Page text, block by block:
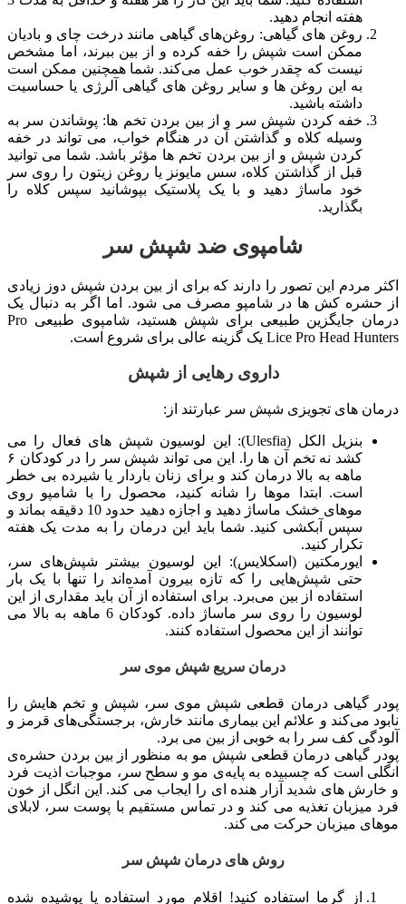
هفته انجام دهید.
روغن های گیاهی: روغن‌های گیاهی مانند درخت چای و بادیان
ممکن است شپش را خفه کرده و از بین ببرند، اما مشخص
نیست که چقدر خوب عمل می‌کند. شما همچنین ممکن است
به این روغن ها و سایر روغن های گیاهی آلرژی یا حساسیت
داشته باشید.
خفه کردن شپش سر و از بین بردن تخم ها: پوشاندن سر به
وسیله کلاه و گذاشتن آن در هنگام خواب، می تواند در خفه
کردن شپش و از بین بردن تخم ها مؤثر باشد. شما می توانید
قبل از گذاشتن کلاه، سس مایونز یا روغن زیتون را روی سر
خود ماساژ دهید و با یک پلاستیک بپوشانید سپس کلاه را
بگذارید.
شامپوی ضد شپش سر
اکثر مردم این تصور را دارند که برای از بین بردن شپش دوز زیادی
از حشره کش ها در شامپو مصرف می شود. اما اگر به دنبال یک
درمان جایگزین طبیعی برای شپش هستید، شامپوی طبیعی Pro
Lice Pro Head Hunters یک گزینه عالی برای شروع است.
داروی رهایی از شپش
درمان های تجویزی شپش سر عبارتند از:
بنزیل الکل (Ulesfia): این لوسیون شپش های فعال را می
کشد نه تخم آن ها را. این می تواند شپش سر را در کودکان ۶
ماهه به بالا درمان کند و برای زنان باردار یا شیرده بی خطر
است. ابتدا موها را شانه کنید، محصول را با شامپو روی
موهای خشک ماساژ دهید و اجازه دهید حدود 10 دقیقه بماند و
سپس آبکشی کنید. شما باید این درمان را به مدت یک هفته
تکرار کنید.
ایورمکتین (اسکلایس): این لوسیون بیشتر شپش‌های سر،
حتی شپش‌هایی را که تازه بیرون آمده‌اند را تنها با یک بار
استفاده از بین می‌برد. برای استفاده از آن باید مقداری از این
لوسیون را روی سر ماساژ داده. کودکان 6 ماهه به بالا می
توانند از این محصول استفاده کنند.
درمان سریع شپش موی سر
پودر گیاهی درمان قطعی شپش موی سر، شپش و تخم هایش را
نابود می‌کند و علائم این بیماری مانند خارش، برجستگی‌های قرمز و
آلودگی کف سر را به خوبی از بین می برد.
پودر گیاهی درمان قطعی شپش مو به منظور از بین بردن حشره‌ی
انگلی است که چسبیده به پایه‌ی مو و سطح سر، موجبات اذیت فرد
و خارش های شدید آزار هنده ای را ایجاب می کند. این انگل از خون
فرد میزبان تغذیه می کند و در تماس مستقیم با پوست سر، لابلای
موهای میزبان حرکت می کند.
روش های درمان شپش سر
از گرما استفاده کنید! اقلام مورد استفاده یا پوشیده شده